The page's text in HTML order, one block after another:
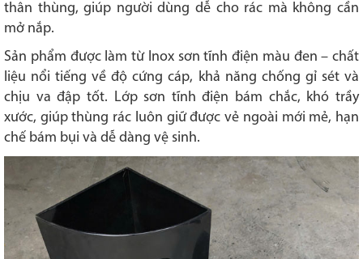
thân thùng, giúp người dùng dễ cho rác mà không cần
mở nắp.
Sản phẩm được làm từ Inox sơn tĩnh điện màu đen – chất
liệu nổi tiếng về độ cứng cáp, khả năng chống gỉ sét và
chịu va đập tốt. Lớp sơn tĩnh điện bám chắc, khó trầy
xước, giúp thùng rác luôn giữ được vẻ ngoài mới mẻ, hạn
chế bám bụi và dễ dàng vệ sinh.